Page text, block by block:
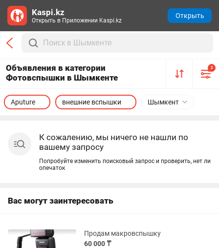
Объявления в категории
Фотовспышки в Шымкенте
2
Шымкент
Aputure внешние вспышки
К сожалению, мы ничего не нашли по
вашему запросу
Попробуйте изменить поисковый запрос и проверить, нет ли
опечаток
Вас могут заинтересовать
Продам макровспышку
60 000 ₸
Kaspi.kz
Открыть в Приложении Kaspi.kz
Открыть